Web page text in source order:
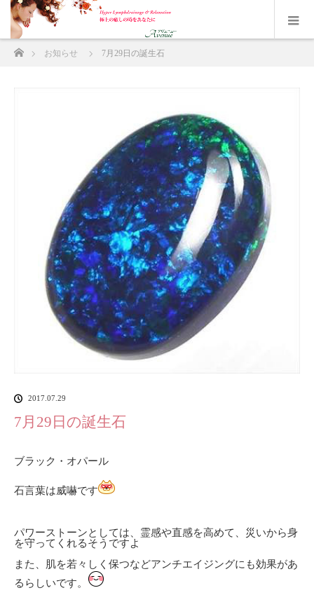
ホームお知らせ 7月29日の誕生石
2017.07.29
7月29日の誕生石
ブラック・オパール
石言葉は威嚇です
パワーストーンとしては、霊感や直感を高めて、災いから身
を守ってくれるそうですよ
また、肌を若々しく保つなどアンチエイジングにも効果があ
るらしいです。